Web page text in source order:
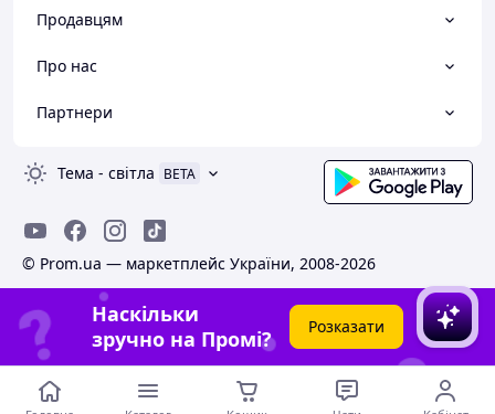
Продавцям
Про нас
Партнери
Тема - світла BETA
© Prom.ua — маркетплейс України, 2008-2026
Наскільки
зручно на Промі?
Розказати